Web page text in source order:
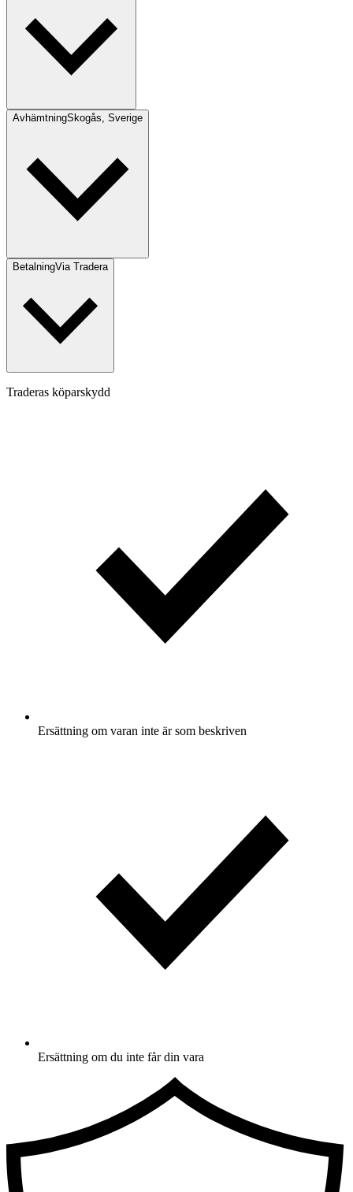
AvhämtningSkogås, Sverige
BetalningVia Tradera
Traderas köparskydd
Ersättning om varan inte är som beskriven
Ersättning om du inte får din vara